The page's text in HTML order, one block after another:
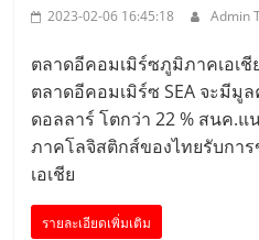
2023-02-06 16:45:18 Admin
ตลาดอีคอมเมิร์ซภูมิภาคเอเ
ตลาดอีคอมเมิร์ซ SEA จะมีมู
ดอลลาร์ โตกว่า 22 % สนค.
ภาคโลจิสติกส์ของไทยรับกา
เอเชีย
รายละเอียดเพิ่มเติม